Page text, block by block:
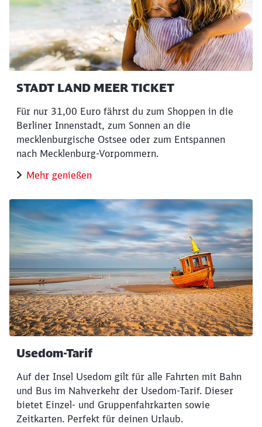
STADT LAND MEER TICKET
Für nur 31,00 Euro fährst du zum Shoppen in die
Berliner Innenstadt, zum Sonnen an die
mecklenburgische Ostsee oder zum Entspannen
nach Mecklenburg-Vorpommern.
Mehr genießen
Usedom-Tarif
Auf der Insel Usedom gilt für alle Fahrten mit Bahn
und Bus im Nahverkehr der Usedom-Tarif. Dieser
bietet Einzel- und Gruppenfahrkarten sowie
Zeitkarten. Perfekt für deinen Urlaub.